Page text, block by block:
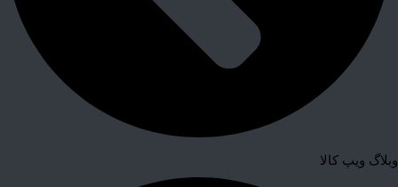
وبلاگ ویپ کالا